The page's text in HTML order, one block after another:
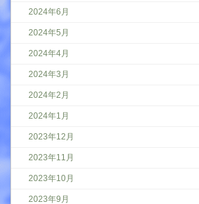
2024年6月
2024年5月
2024年4月
2024年3月
2024年2月
2024年1月
2023年12月
2023年11月
2023年10月
2023年9月